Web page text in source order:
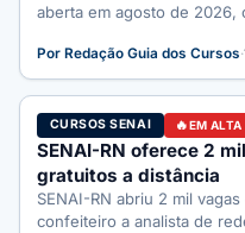
aberta em agosto de 2026,
Por Redação Guia dos Cursos·
CURSOS SENAI EM ALTA
SENAI-RN oferece 2
gratuitos a distância
SENAI-RN abriu 2 mil
confeiteiro a analista de